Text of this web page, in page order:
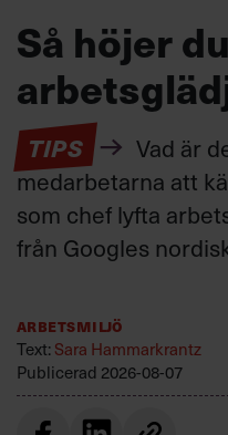
Så höjer du
TIPS
Vad är
medarbetarna att
som chef lyfta
från Googles
Arbetsmiljö
Text:Sara Hammarkrantz
Publicerad 2026-08-07